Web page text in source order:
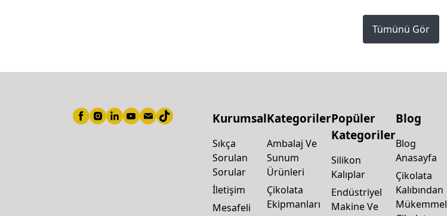
Tümünü Gör
Kurumsal
Sıkça
Sorulan
Sorular
İletişim
Mesafeli
Kategoriler
Ambalaj Ve
Sunum
Ürünleri
Çikolata
Ekipmanları
Popüler
Kategoriler
Silikon
Kalıplar
Endüstriyel
Makine Ve
Blog
Blog
Anasayfa
Çikolata
Kalıbından
Mükemmel